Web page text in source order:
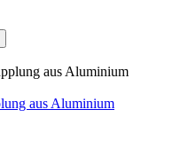
aus Aluminium